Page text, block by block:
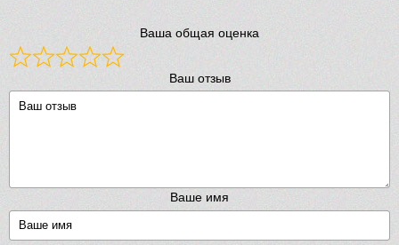
Ваша общая оценка
Ваш отзыв
Ваше имя